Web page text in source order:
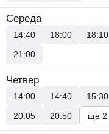
Середа
14:40 18:00 18:10
21:00
Четвер
14:00 14:40 15:30
20:05
20:50 ще 2